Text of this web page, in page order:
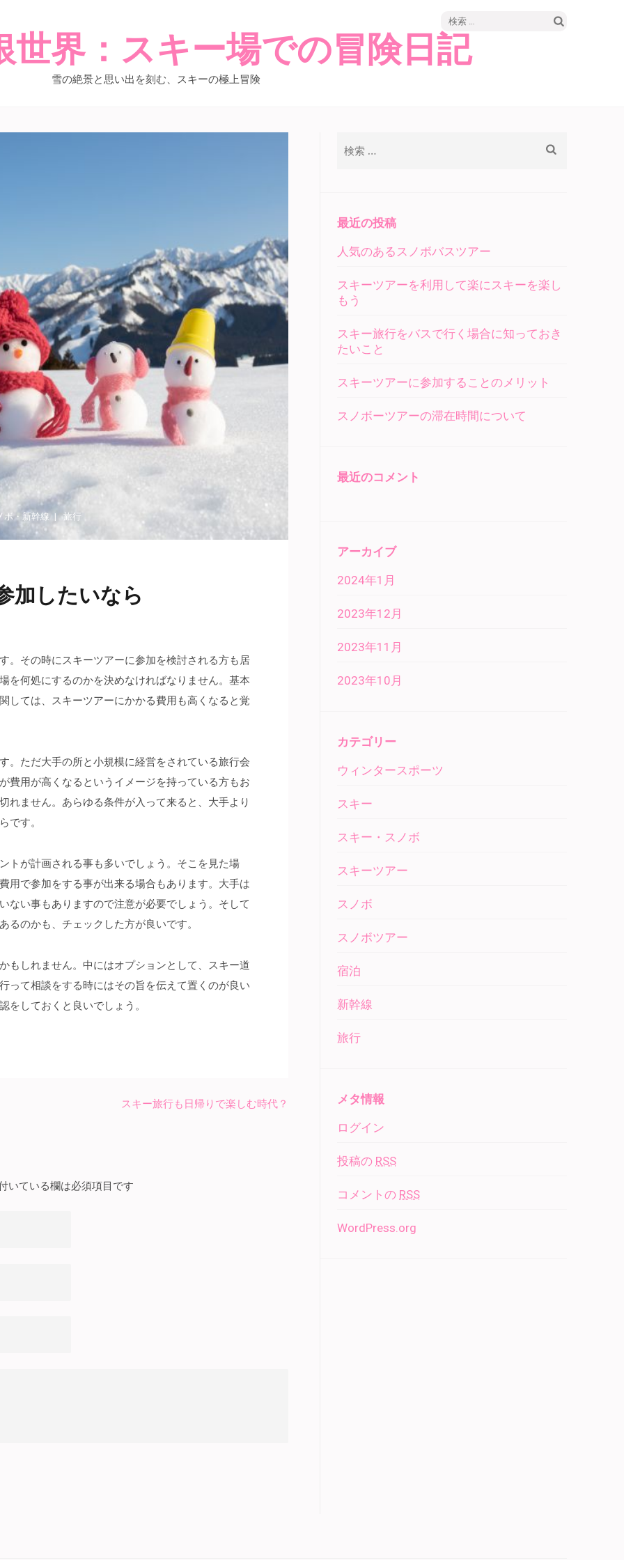
検
世界：スキー場での冒険日記
雪の絶景と思い出を刻む、スキーの極上冒険
ボ・ 新幹線 旅行
加したいなら
。 その時にスキーツアーに参加を検討される方も居
を何処にするのかを決めなければなりません。基本
しては、スキーツアーにかかる費用も高くなると覚
。ただ大手の所と小規模に経営をされている旅行会
費用が高くなるというイメージを持っている方もお
れません。あらゆる条件が入って来ると、大手より
です。
トが計画される事も多いでしょう。そこを見た場
用で参加をする事が出来る場合もあります。大手は
ない事もありますので注意が必要でしょう。そして
のかも、チェックした方が良いです。
もしれません。中にはオプションとして、スキー道
って相談をする時にはその旨を伝えて置くのが良い
をしておくと良いでしょう。
スキー旅行も日帰りで楽しむ時代？
いている欄は必須項目です
最近の投稿
人気のあるスノボバスツアー
スキーツアーを利用して楽にスキーを楽し
もう
スキー旅行をバスで行く場合に知っておき
たいこと
スキーツアーに参加することのメリット
スノボーツアーの滞在時間について
最近のコメント
アーカイブ
2024年1月
2023年12月
2023年11月
2023年10月
カテゴリー
ウィンタースポーツ
スキー
スキー・スノボ
スキーツアー
スノボ
スノボツアー
宿泊
新幹線
旅行
メタ情報
ログイン
投稿の RSS
コメントの RSS
WordPress.org